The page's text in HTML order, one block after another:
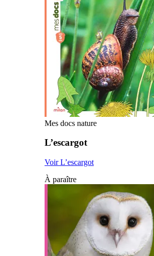
Mes docs nature
L’escargot
Voir L’escargot
À paraître